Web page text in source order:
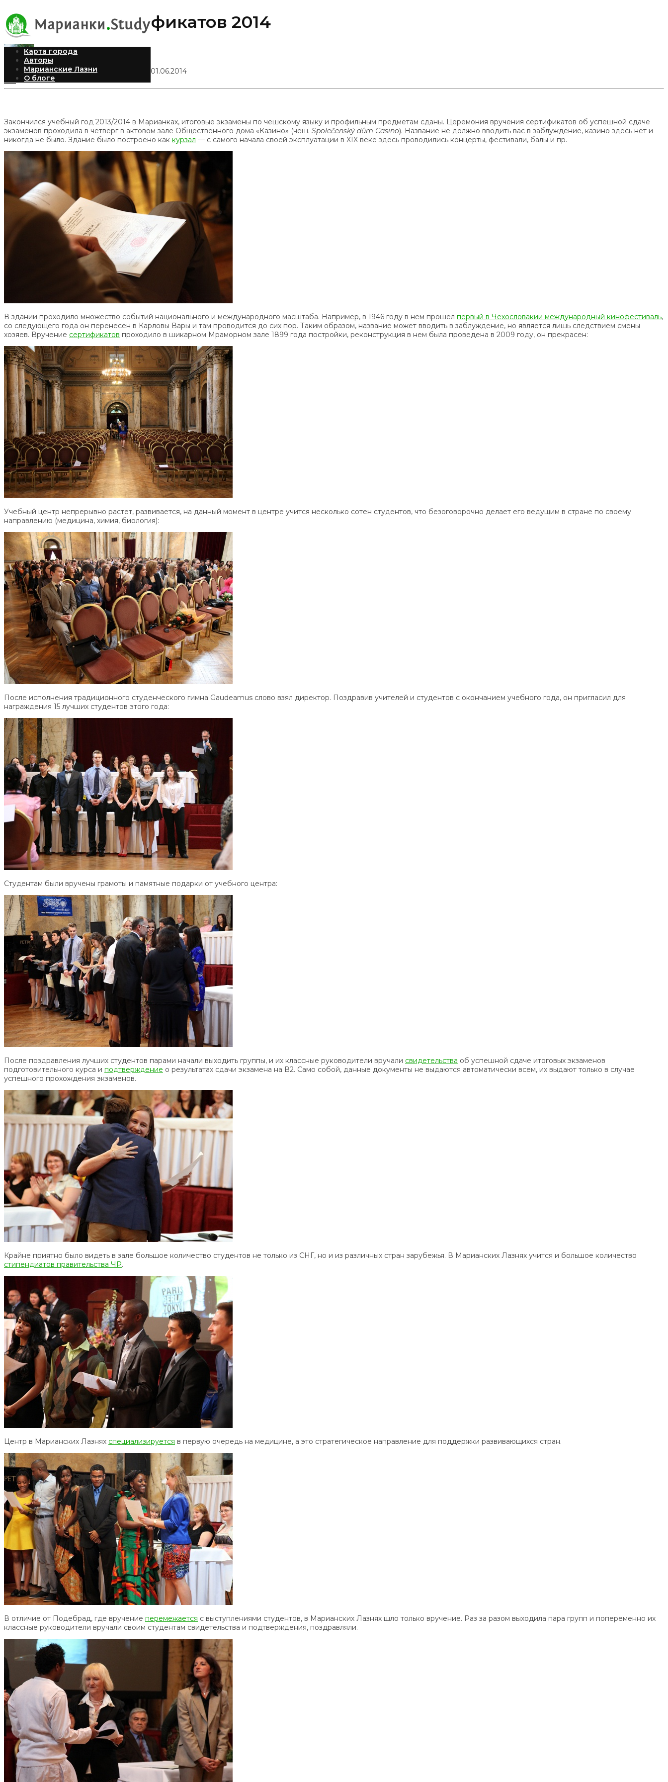
Карта города
Авторы
Марианские Лазни
О блоге
Вручение сертификатов 2014
Илья Рудомилов Опубликовано 01.06.2014
Закончился учебный год 2013/2014 в Марианках, итоговые экзамены по чешскому языку и профильным предметам сданы. Церемония вручения сертификатов об успешной сдаче
экзаменов проходила в четверг в актовом зале Общественного дома «Казино» (чеш. Společenský dům Casino). Название не должно вводить вас в заблуждение, казино здесь нет и
никогда не было. Здание было построено как курзал — с самого начала своей эксплуатации в XIX веке здесь проводились концерты, фестивали, балы и пр.
В здании проходило множество событий национального и международного масштаба. Например, в 1946 году в нем прошел первый в Чехословакии международный кинофестиваль,
со следующего года он перенесен в Карловы Вары и там проводится до сих пор. Таким образом, название может вводить в заблуждение, но является лишь следствием смены
хозяев. Вручение сертификатов проходило в шикарном Мраморном зале 1899 года постройки, реконструкция в нем была проведена в 2009 году, он прекрасен:
Учебный центр непрерывно растет, развивается, на данный момент в центре учится несколько сотен студентов, что безоговорочно делает его ведущим в стране по своему
направлению (медицина, химия, биология):
После исполнения традиционного студенческого гимна Gaudeamus слово взял директор. Поздравив учителей и студентов с окончанием учебного года, он пригласил для
награждения 15 лучших студентов этого года:
Студентам были вручены грамоты и памятные подарки от учебного центра:
После поздравления лучших студентов парами начали выходить группы, и их классные руководители вручали свидетельства об успешной сдаче итоговых экзаменов
подготовительного курса и подтверждение о результатах сдачи экзамена на В2. Само собой, данные документы не выдаются автоматически всем, их выдают только в случае
успешного прохождения экзаменов.
Крайне приятно было видеть в зале большое количество студентов не только из СНГ, но и из различных стран зарубежья. В Марианских Лазнях учится и большое количество
стипендиатов правительства ЧР.
Центр в Марианских Лазнях специализируется в первую очередь на медицине, а это стратегическое направление для поддержки развивающихся стран.
В отличие от Подебрад, где вручение перемежается с выступлениями студентов, в Марианских Лазнях шло только вручение. Раз за разом выходила пара групп и попеременно их
классные руководители вручали своим студентам свидетельства и подтверждения, поздравляли.